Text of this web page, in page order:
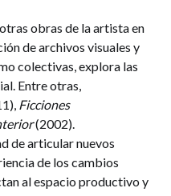
obras de la artista en
de archivos visuales y
colectivas, explora las
Entre otras,
Ficciones
(2002).
de articular nuevos
de los cambios
al espacio productivo y